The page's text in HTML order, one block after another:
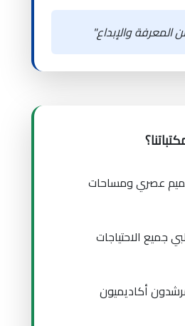
المعرفة والإبداع"
عصري ومساحات
جميع الاحتياجات
أكاديميون